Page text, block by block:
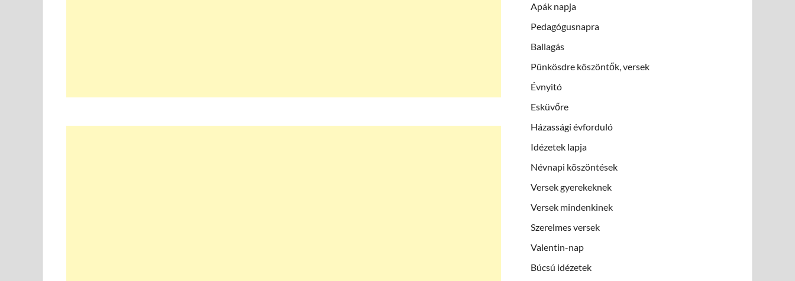
Apák napja
Pedagógusnapra
Ballagás
Pünkösdre köszöntők, versek
Évnyitó
Esküvőre
Házassági évforduló
Idézetek lapja
Névnapi köszöntések
Versek gyerekeknek
Versek mindenkinek
Szerelmes versek
Valentin-nap
Búcsú idézetek